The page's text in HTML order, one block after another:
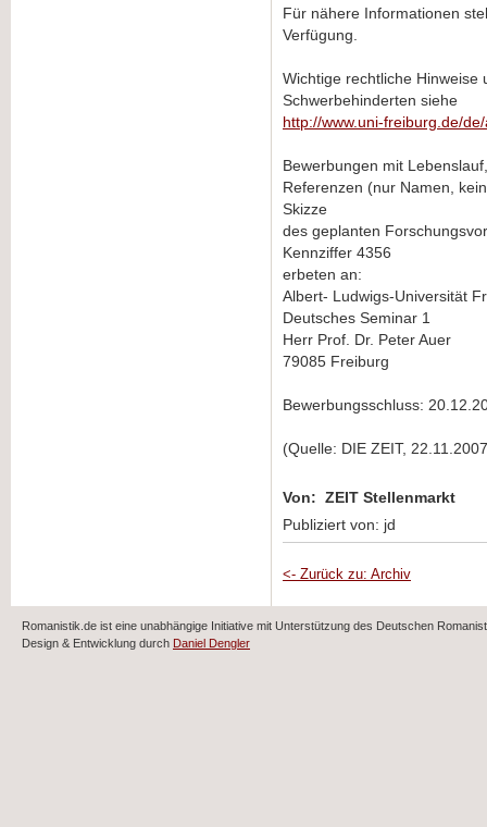
Für nähere Informationen
Verfügung.
Wichtige rechtliche
Schwerbehinderten siehe
http://www.uni-freiburg.de/
Bewerbungen mit
Referenzen (nur Namen,
Skizze
des geplanten
Kennziffer 4356
erbeten an:
Albert- Ludwigs-Universität
Deutsches Seminar 1
Herr Prof. Dr. Peter Auer
79085 Freiburg
Bewerbungsschluss:
(Quelle: DIE ZEIT,
Von: ZEIT Stellenmarkt
Publiziert von: jd
<- Zurück zu: Archiv
Romanistik.de ist eine unabhängige Initiative mit Unterstützung des Deutschen
Design & Entwicklung durch Daniel Dengler